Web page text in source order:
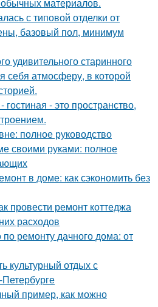
материалов.
с типовой отделки от
базовый пол, минимум
удивительного старинного
себя атмосферу, в которой
гостиная - это пространство,
полное руководство
своими руками: полное
в доме: как сэкономить без
провести ремонт коттеджа
расходов
ремонту дачного дома: от
культурный отдых с
пример, как можно